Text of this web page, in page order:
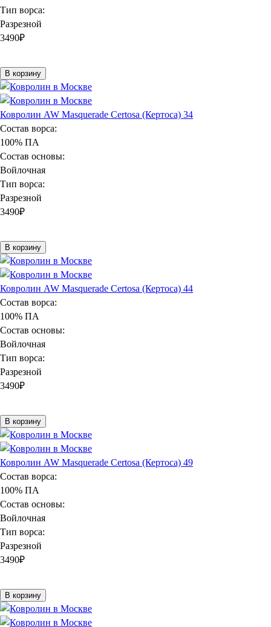
Тип ворса:
Разрезной
3490₽
В корзину
Ковролин AW Masquerade Certosa (Кертоса) 34
Состав ворса:
100% ПА
Состав основы:
Войлочная
Тип ворса:
Разрезной
3490₽
В корзину
Ковролин AW Masquerade Certosa (Кертоса) 44
Состав ворса:
100% ПА
Состав основы:
Войлочная
Тип ворса:
Разрезной
3490₽
В корзину
Ковролин AW Masquerade Certosa (Кертоса) 49
Состав ворса:
100% ПА
Состав основы:
Войлочная
Тип ворса:
Разрезной
3490₽
В корзину